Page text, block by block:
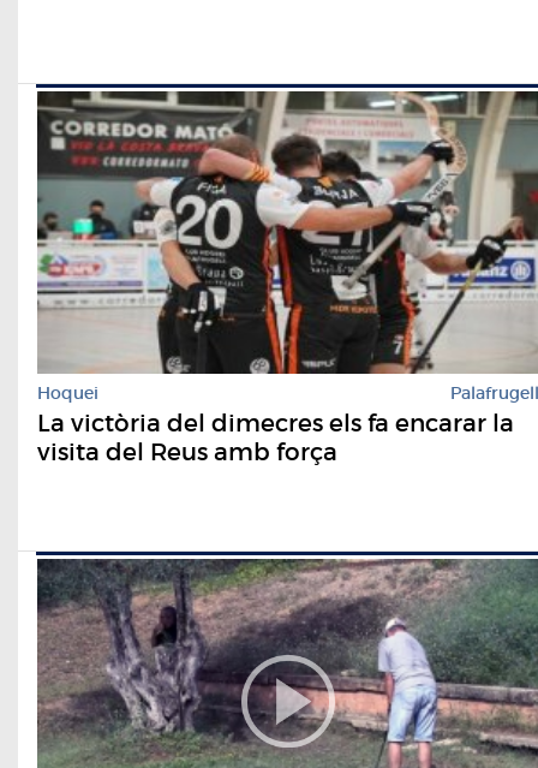
Hoquei Palafrugell
La victòria del dimecres els fa encarar la
visita del Reus amb força